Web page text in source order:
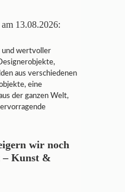
13.08.2026:
und wertvoller
aus verschiedenen
eine
der ganzen Welt,
wir noch
– Kunst &